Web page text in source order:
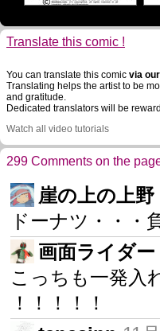
Translate this comic !
You can translate this comic via
Translating helps the artist to be
and gratitude.
Dedicated translators will be
Watch all video tutorials
299 Comments on the
崖の上の上野
ドーナツ・・
画面ライダー
こっちも一発
！！！！！